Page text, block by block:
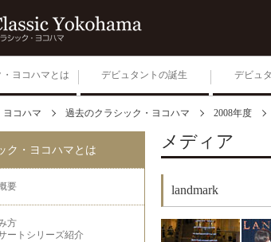
ヨコハマとは
シリーズ紹介
デビュタントの誕生 デビュ
1位入賞者
生きる
ヨコハマ 過去のクラシック・ヨコハマ 2008年度
メディア
landmark
ク・ヨコハマとは
要
方
ートシリーズ紹介